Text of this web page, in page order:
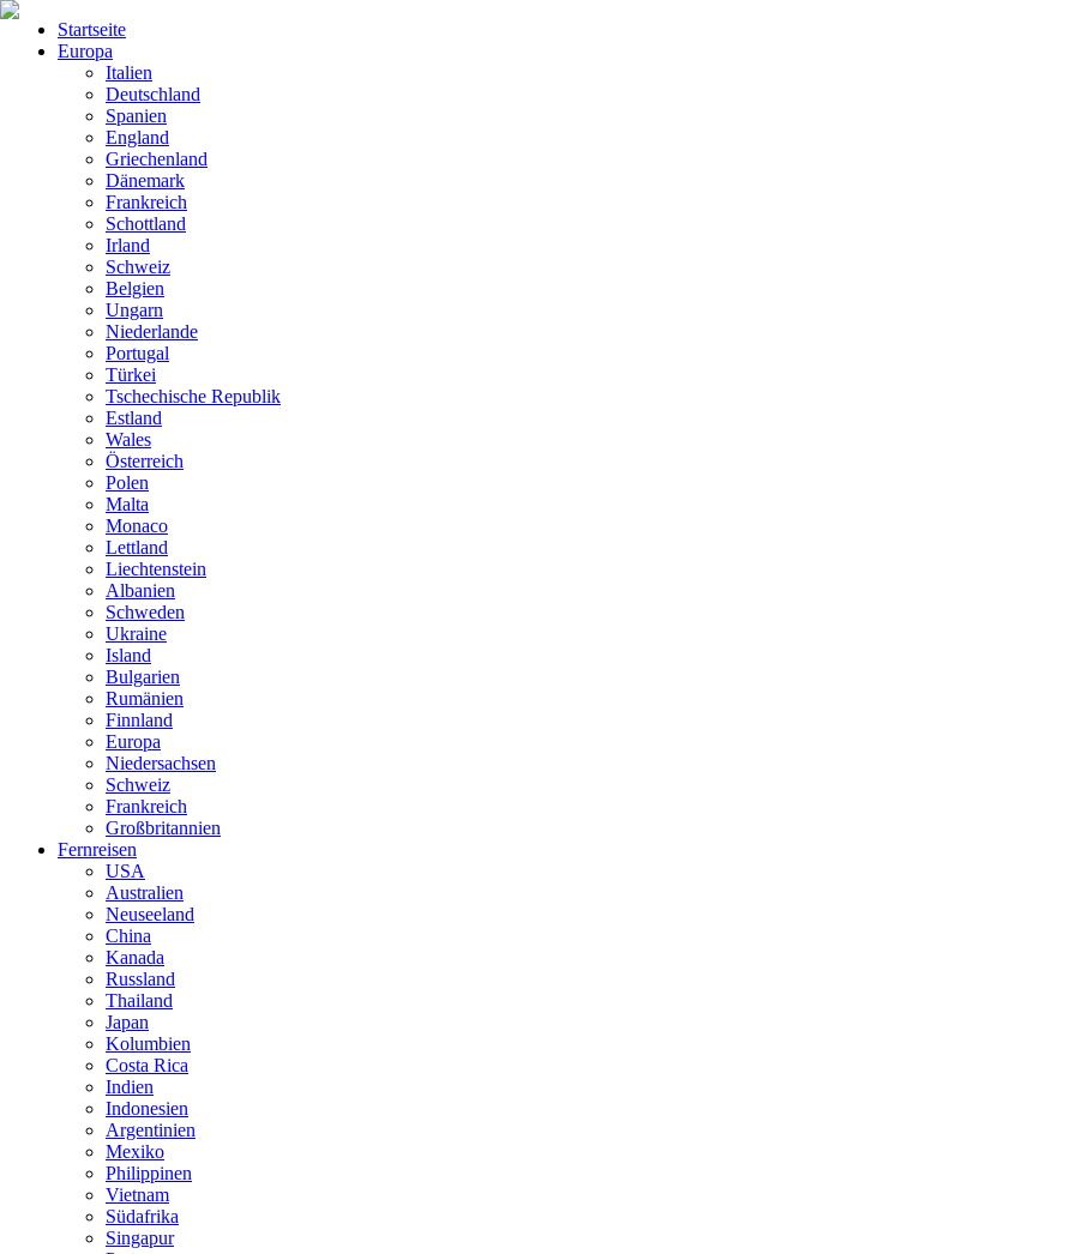
Startseite
Europa
Italien
Deutschland
Spanien
England
Griechenland
Dänemark
Frankreich
Schottland
Irland
Schweiz
Belgien
Ungarn
Niederlande
Portugal
Türkei
Tschechische Republik
Estland
Wales
Österreich
Polen
Malta
Monaco
Lettland
Liechtenstein
Albanien
Schweden
Ukraine
Island
Bulgarien
Rumänien
Finnland
Europa
Niedersachsen
Schweiz
Frankreich
Großbritannien
Fernreisen
USA
Australien
Neuseeland
China
Kanada
Russland
Thailand
Japan
Kolumbien
Costa Rica
Indien
Indonesien
Argentinien
Mexiko
Philippinen
Vietnam
Südafrika
Singapur